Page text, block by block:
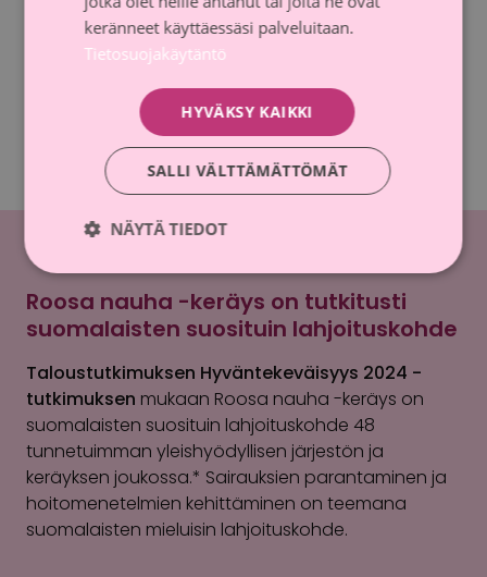
sekä esimerkkejä tempauksen järjestämisestä. Voit
valita niistä yrityksellesi sopivimman tavan olla
Lataa opas
Roosa nauha -keräys on tutkitusti
suomalaisten suosituin lahjoituskohde
Taloustutkimuksen Hyväntekeväisyys 2024 -
tutkimuksen mukaan Roosa nauha -keräys on
suomalaisten suosituin lahjoituskohde 48
tunnetuimman yleishyödyllisen järjestön ja
keräyksen joukossa.* Sairauksien parantaminen ja
hoitomenetelmien kehittäminen on teemana
suomalaisten mieluisin lahjoituskohde.
keränneet käyttäessäsi palveluitaan.
Tietosuojakäytäntö
HYVÄKSY KAIKKI
SALLI VÄLTTÄMÄTTÖMÄT
NÄYTÄ TIEDOT